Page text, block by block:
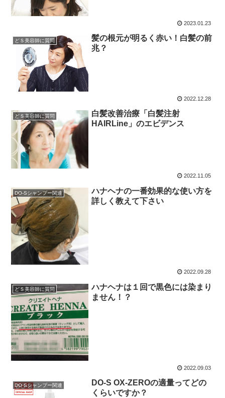
2023.01.23
どＳ美容師に質問
髪の根元が明るく赤い！白髪の前
兆？
2022.12.28
どＳ美容師に質問
白髪改善治療「白髪注射
HAIRLine」のエビデンス
2022.11.05
DO-Sシャンプー関連
ハナヘナの一番効果的な使い方を
詳しく教えて下さい
2022.09.28
どＳ美容師に質問
ハナヘナは１回で黒色には染まり
ません！？
2022.09.03
DO-Sシャンプー関連
DO-S OX-ZEROの適量ってどの
くらいですか？